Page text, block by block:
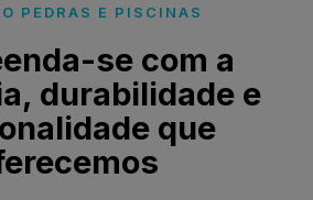
PEDRAS E PISCINAS
se com a
durabilidade e
que